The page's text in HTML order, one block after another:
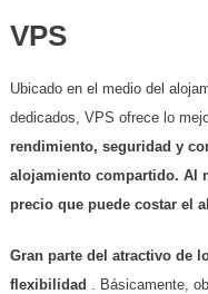
VPS
Ubicado en el medio del
dedicados, VPS ofrece lo
rendimiento, seguridad y
alojamiento compartido. Al
precio que puede costar el
Gran parte del atractivo de
flexibilidad . Básicamente,